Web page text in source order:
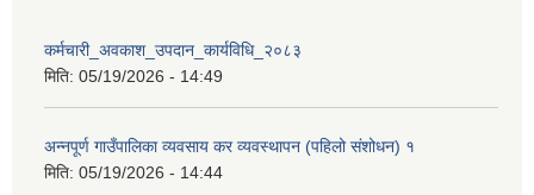
कर्मचारी_अवकाश_उपदान_कार्यविधि_२०८३
मिति: 05/19/2026 - 14:49
अन्नपूर्ण गाउँपालिका व्यवसाय कर व्यवस्थापन (पहिलो संशोधन) १
मिति: 05/19/2026 - 14:44